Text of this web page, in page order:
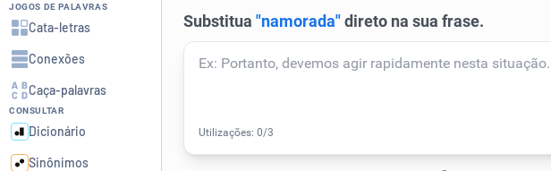
Corrigir Texto
Detector de IA
Humanizador de IA
JOGOS DE PALAVRAS
Cata-letras
Conexões
Caça-palavras
CONSULTAR
Dicionário
Sinônimos